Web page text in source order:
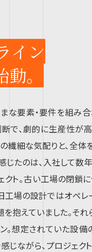
イン
。
な要素・要件を組み
で、劇的に生産性が
の繊細な気配りと、全
じたのは、入社して数
ト。古い工場の閉鎖
工場の設計ではオペ
抱えていました。それ
。想定されていた設
じながら、プロジェク